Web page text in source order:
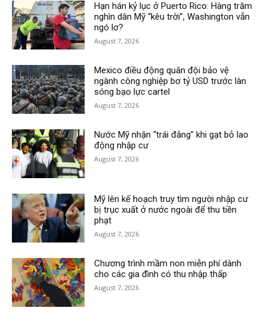
Hạn hán kỷ lục ở Puerto Rico: Hàng trăm
nghìn dân Mỹ “kêu trời”, Washington vẫn
ngó lơ?
August 7, 2026
Mexico điều động quân đội bảo vệ
ngành công nghiệp bơ tỷ USD trước làn
sóng bạo lực cartel
August 7, 2026
Nước Mỹ nhận “trái đắng” khi gạt bỏ lao
động nhập cư
August 7, 2026
Mỹ lên kế hoạch truy tìm người nhập cư
bị trục xuất ở nước ngoài để thu tiền
phạt
August 7, 2026
Chương trình mầm non miễn phí dành
cho các gia đình có thu nhập thấp
August 7, 2026